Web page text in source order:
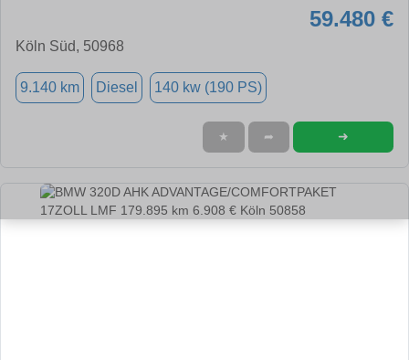
59.480 €
Köln Süd, 50968
9.140 km Diesel 140 kw (190 PS)
★ ➦ ➜